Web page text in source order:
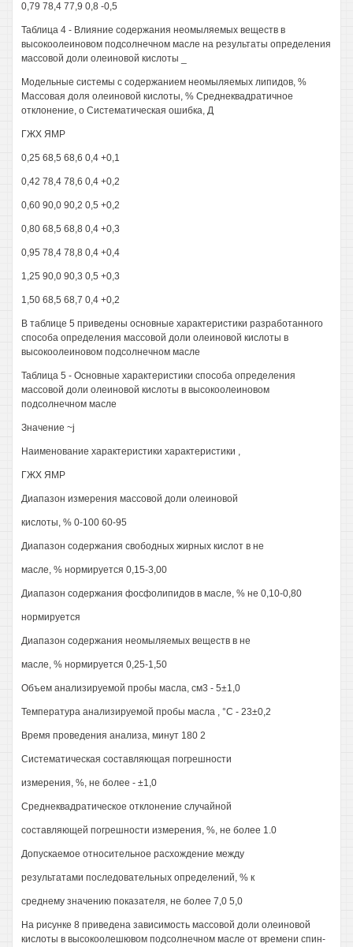
0,79 78,4 77,9 0,8 -0,5
Таблица 4 - Влияние содержания неомыляемых веществ в
высокоолеиновом подсолнечном масле на результаты определения
массовой доли олеиновой кислоты _
Модельные системы с содержанием неомыляемых липидов, %
Массовая доля олеиновой кислоты, % Среднеквадратичное
отклонение, о Систематическая ошибка, Д
ГЖХ ЯМР
0,25 68,5 68,6 0,4 +0,1
0,42 78,4 78,6 0,4 +0,2
0,60 90,0 90,2 0,5 +0,2
0,80 68,5 68,8 0,4 +0,3
0,95 78,4 78,8 0,4 +0,4
1,25 90,0 90,3 0,5 +0,3
1,50 68,5 68,7 0,4 +0,2
В таблице 5 приведены основные характеристики разработанного
способа определения массовой доли олеиновой кислоты в
высокоолеиновом подсолнечном масле
Таблица 5 - Основные характеристики способа определения
массовой доли олеиновой кислоты в высокоолеиновом
подсолнечном масле
Значение ~j
Наименование характеристики характеристики ,
ГЖХ ЯМР
Диапазон измерения массовой доли олеиновой
кислоты, % 0-100 60-95
Диапазон содержания свободных жирных кислот в не
масле, % нормируется 0,15-3,00
Диапазон содержания фосфолипидов в масле, % не 0,10-0,80
нормируется
Диапазон содержания неомыляемых веществ в не
масле, % нормируется 0,25-1,50
Объем анализируемой пробы масла, см3 - 5±1,0
Температура анализируемой пробы масла , °С - 23±0,2
Время проведения анализа, минут 180 2
Систематическая составляющая погрешности
измерения, %, не более - ±1,0
Среднеквадратическое отклонение случайной
составляющей погрешности измерения, %, не более 1.0
Допускаемое относительное расхождение между
результатами последовательных определений, % к
среднему значению показателя, не более 7,0 5,0
На рисунке 8 приведена зависимость массовой доли олеиновой
кислоты в высокоолешювом подсолнечном масле от времени спин-